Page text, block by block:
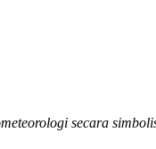
secara